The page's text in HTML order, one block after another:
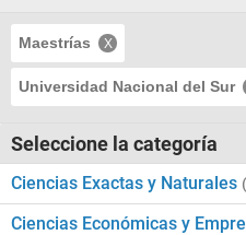
Maestrías
Universidad Nacional del Sur
Seleccione la categoría
Ciencias Exactas y Naturales
Ciencias Económicas y